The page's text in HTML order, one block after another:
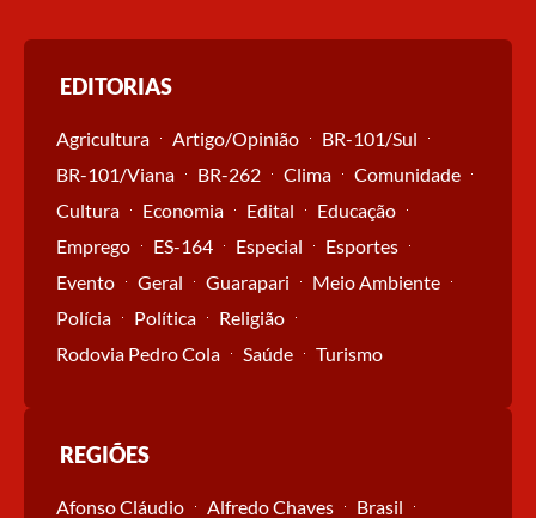
EDITORIAS
Agricultura Artigo/Opinião
BR-101/Sul
BR-101/Viana
BR-262 Clima
Comunidade
Cultura
Economia Edital
Educação
Emprego
ES-164 Especial
Esportes
Evento
Geral Guarapari
Meio Ambiente
Polícia
Política
Religião
Rodovia Pedro Cola
Saúde Turismo
REGIÕES
Afonso Cláudio Alfredo Chaves
Brasil